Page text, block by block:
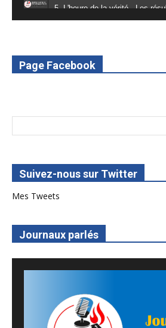
7. SPOT 2 RED Multimédia 2022
Page Facebook
Suivez-nous sur Twitter
Mes Tweets
Journaux parlés